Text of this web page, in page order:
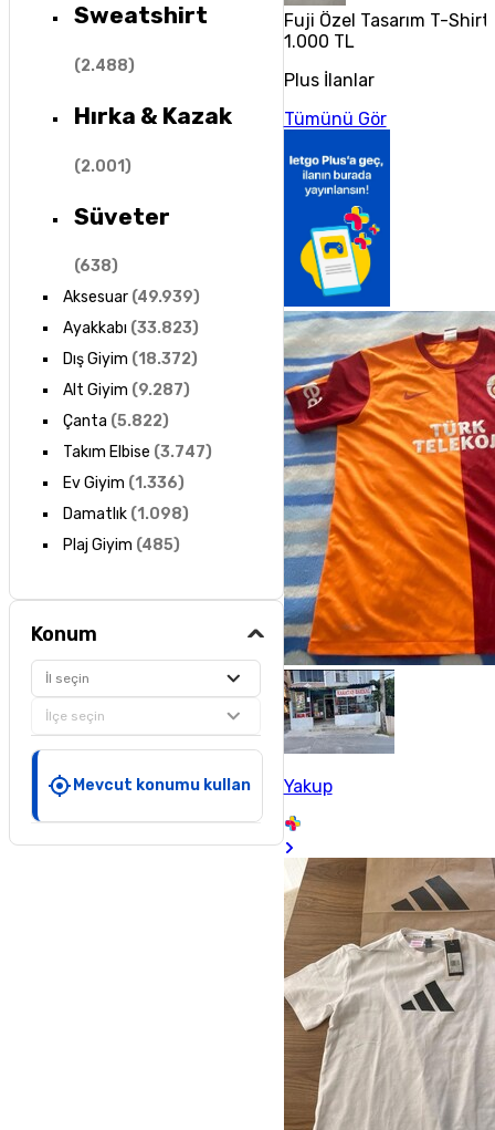
Sweatshirt
(2.488)
Hırka & Kazak
(2.001)
Süveter
(638)
Aksesuar(49.939)
Ayakkabı (33.823)
Dış Giyim (18.372)
Alt Giyim (9.287)
Çanta (5.822)
Takım Elbise (3.747)
Ev Giyim (1.336)
Damatlık(1.098)
Plaj Giyim (485)
Konum
İl seçin
İlçe seçin
Mevcut konumu kullan
Fuji Özel Tasarım T-Shirt
1.000 TL
Plus İlanlar
Tümünü Gör
Yakup